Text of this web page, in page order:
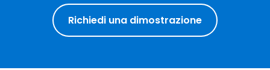
Richiedi una dimostrazione